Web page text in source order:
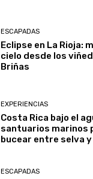
ESCAPADAS
Eclipse en La Rioja:
cielo desde los
Briñas
EXPERIENCIAS
Costa Rica bajo el
santuarios marinos
bucear entre selva y
ESCAPADAS